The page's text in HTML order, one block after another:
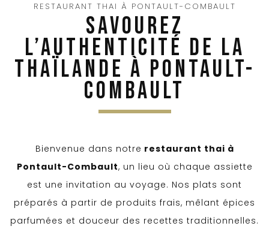
RESTAURANT THAI À PONTAULT-COMBAULT
SAVOUREZ
L’AUTHENTICITÉ DE LA
THAÏLANDE À PONTAULT-
COMBAULT
Bienvenue dans notre restaurant thai à
Pontault-Combault, un lieu où chaque assiette
est une invitation au voyage. Nos plats sont
préparés à partir de produits frais, mêlant épices
parfumées et douceur des recettes traditionnelles.